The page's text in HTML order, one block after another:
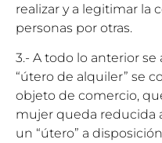
realizar y a legitimar la
personas por otras.
3.- A todo lo anterior
“útero de alquiler” se
objeto de comercio,
mujer queda reducida
un “útero” a